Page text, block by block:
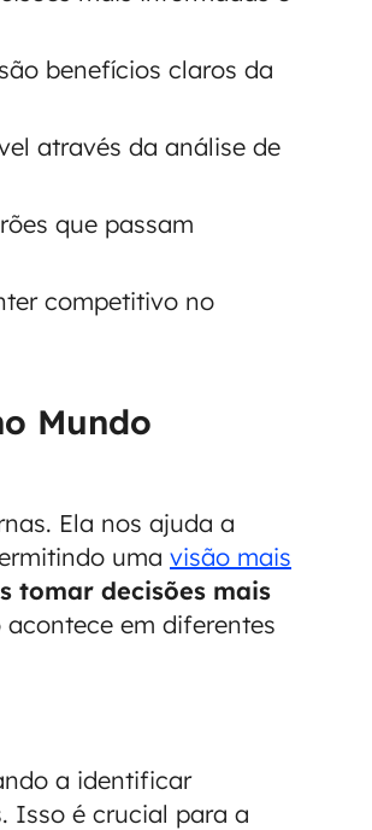
benefícios claros da
através da análise de
que passam
competitivo no
Mundo
Ela nos ajuda a
uma visão mais
tomar decisões mais
em diferentes
a identificar
Isso é crucial para a